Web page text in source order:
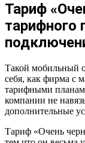
Тариф
тарифного
Такой мобильный
себя, как фирма с
тарифными
компании не
дополнительные
Тариф «Очень